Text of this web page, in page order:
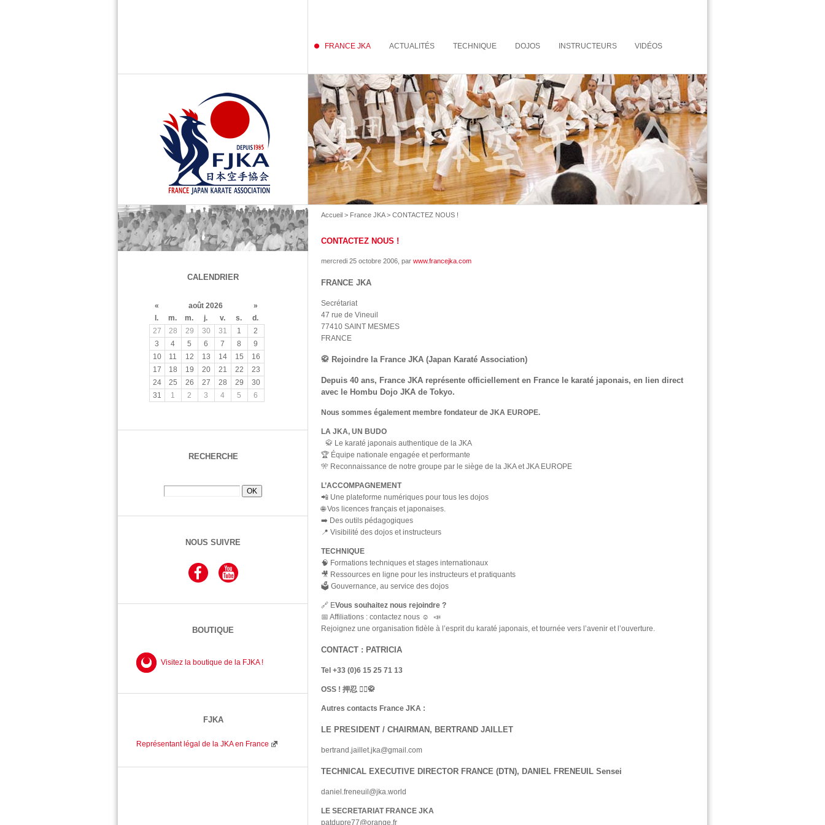
Accueil > France JKA> CONTACTEZ NOUS !
CONTACTEZ NOUS !
mercredi 25 octobre 2006 , par www.francejka.com
FRANCE JKA
Secrétariat
47 rue de Vineuil
77410 SAINT MESMES
FRANCE
🥋 Rejoindre la France JKA (Japan Karaté Association)
Depuis 40 ans, France JKA représente officiellement en France le karaté japonais, en lien direct
avec le Hombu Dojo JKA de Tokyo.
Nous sommes également membre fondateur de JKA EUROPE.
LA JKA, UN BUDO
🥋 Le karaté japonais authentique de la JKA
🏆 Équipe nationale engagée et performante
🎌 Reconnaissance de notre groupe par le siège de la JKA et JKA EUROPE
L’ACCOMPAGNEMENT
📲 Une plateforme numériques pour tous les dojos
🌐 Vos licences français et japonaises.
➡️ Des outils pédagogiques
📍 Visibilité des dojos et instructeurs
TECHNIQUE
🧠 Formations techniques et stages internationaux
🎥 Ressources en ligne pour les instructeurs et pratiquants
🗳️ Gouvernance, au service des dojos
🔗 EVous souhaitez nous rejoindre ?
📅 Affiliations : contactez nous ☺️ 📣
Rejoignez une organisation fidèle à l’esprit du karaté japonais, et tournée vers l’avenir et l’ouverture.
CONTACT : PATRICIA
Tel +33 (0)6 15 25 71 13
OSS ! 押忍 🙇‍♂️🥋
Autres contacts France JKA :
LE PRESIDENT / CHAIRMAN, BERTRAND JAILLET
bertrand.jaillet.jka@gmail.com
TECHNICAL EXECUTIVE DIRECTOR FRANCE (DTN), DANIEL FRENEUIL Sensei
daniel.freneuil@jka.world
LE SECRETARIAT FRANCE JKA
patdupre77@orange.fr
FRANCE JKA ACTUALITÉS TECHNIQUE DOJOS INSTRUCTEURS VIDÉOS
CALENDRIER
« août 2026
»
l.
m. m. j. v. s.
d.
27
28 29 30 31 1
2
3
4 5 6 7 8
9
10
11 12 13 14 15
16
17
18 19 20 21 22
23
24
25 26 27 28 29
30
31
1 2 3 4 5 6
RECHERCHE
NOUS SUIVRE
BOUTIQUE
Visitez la boutique de la FJKA !
FJKA
Représentant légal de la JKA en France